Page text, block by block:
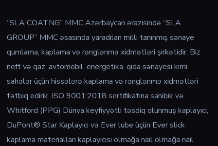
“SLA COATNG” MMC Azərbaycan ərazisində “SLA
GROUP” MMC əsasında yaradılan milli tanınmış sənaye
qumlama, kaplama və rənglənmə xidmətləri şirkətidir. Biz
neft və qaz, avtomobil, energetika, qida sənayesi kimi
sahələr üçün hissələrə kaplama və rənglənmə xidmətləri
tətbiq edirik. ISO 9001:2018 sertifikatına sahibik və
Whitford (PPG) Dünya keyfiyyətli təsdiq olunmuş kaplayıcı,
DuPont® Star Kaplayıcı və Ever lube üçün Ever slick
kaplama materialları kaplayıcısı olmağa nail olmağa nail